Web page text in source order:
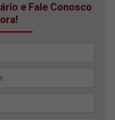
e Fale Conosco